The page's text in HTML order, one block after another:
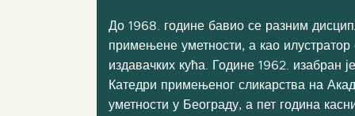
До 1968. године бавио се разним
примењене уметности, а као
издавачких кућа. Године 1962. изабран
Катедри примењеног сликарства на
уметности у Београду, а пет година